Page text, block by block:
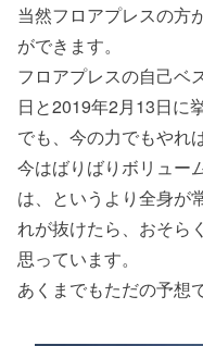
当然フロアプレスの方
ができます。
フロアプレスの自己ベ
日と2019年2月13日に
でも、今の力でもやれ
今はばりばりボリュー
は、というより全身が
れが抜けたら、おそら
思っています。
あくまでもただの予想